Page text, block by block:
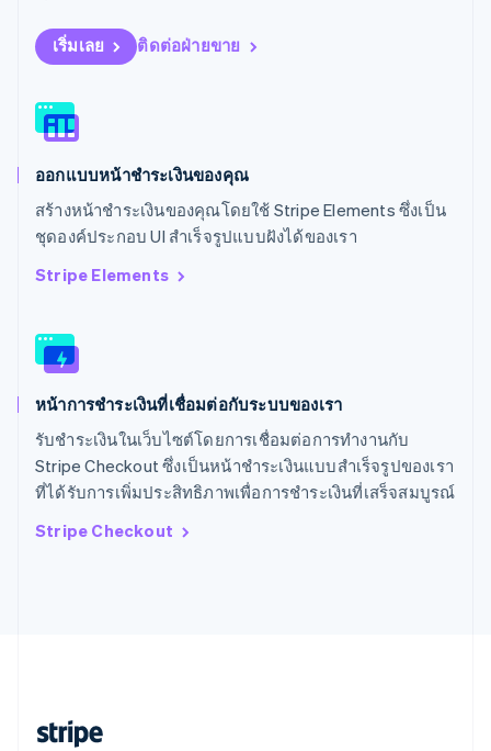
เริ่มเลย ติดต่อฝ่ายขาย
ออกแบบหน้าชำระเงินของคุณ
สร้างหน้าชำระเงินของคุณโดยใช้ Stripe Elements ซึ่งเป็น
ชุดองค์ประกอบ UI สำเร็จรูปแบบฝังได้ของเรา
Stripe Elements
หน้าการชำระเงินที่เชื่อมต่อกับระบบของเรา
รับชำระเงินในเว็บไซต์โดยการเชื่อมต่อการทำงานกับ
Stripe Checkout ซึ่งเป็นหน้าชำระเงินแบบสำเร็จรูปของเรา
ที่ได้รับการเพิ่มประสิทธิภาพเพื่อการชำระเงินที่เสร็จสมบูรณ์
Stripe Checkout
สโลวาเกีย
English
สโลวีเนีย
สวิตเซอร์แลนด์
Deutsch
SvenskaEnglish
สหรัฐอเมริกา
简体中文
สหรัฐอาหรับเอมิเรตส์
English
สาธารณรัฐเช็ก
English
English简体中文
ออสเตรเลีย
English
ออสเตรีย
DeutschEnglish
ItalianoEnglish